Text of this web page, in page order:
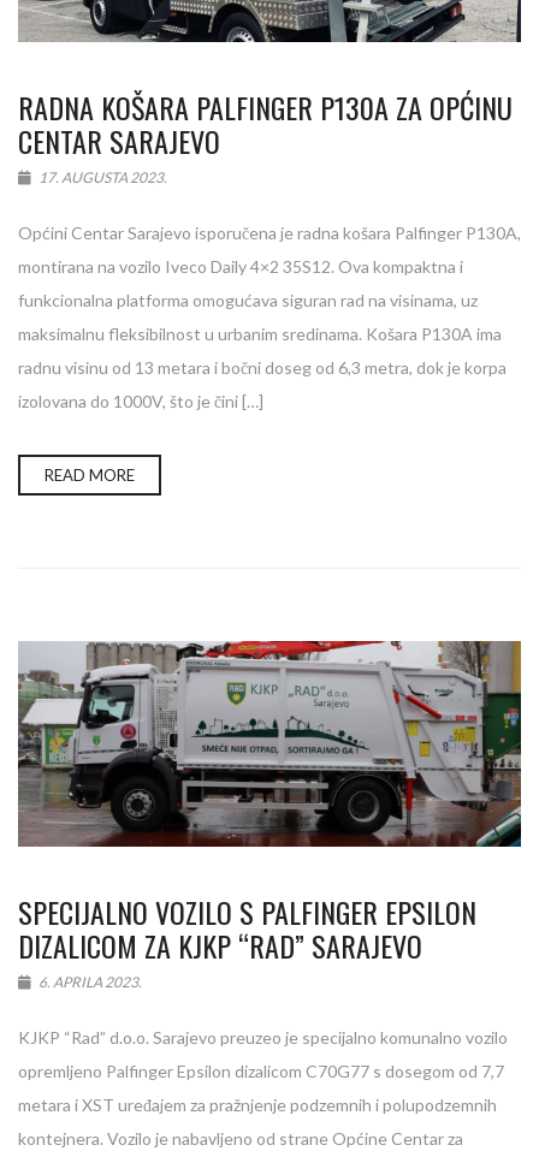
RADNA KOŠARA PALFINGER P130A ZA OPĆINU
CENTAR SARAJEVO
17. AUGUSTA 2023.
Općini Centar Sarajevo isporučena je radna košara Palfinger P130A,
montirana na vozilo Iveco Daily 4×2 35S12. Ova kompaktna i
funkcionalna platforma omogućava siguran rad na visinama, uz
maksimalnu fleksibilnost u urbanim sredinama. Košara P130A ima
radnu visinu od 13 metara i bočni doseg od 6,3 metra, dok je korpa
izolovana do 1000V, što je čini […]
READ MORE
SPECIJALNO VOZILO S PALFINGER EPSILON
DIZALICOM ZA KJKP “RAD” SARAJEVO
6. APRILA 2023.
KJKP “Rad” d.o.o. Sarajevo preuzeo je specijalno komunalno vozilo
opremljeno Palfinger Epsilon dizalicom C70G77 s dosegom od 7,7
metara i XST uređajem za pražnjenje podzemnih i polupodzemnih
kontejnera. Vozilo je nabavljeno od strane Općine Centar za